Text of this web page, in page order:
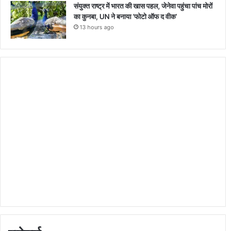
संयुक्त राष्ट्र में भारत की खास पहल, जेनेवा पहुंचा पांच मोरों
का कुनबा, UN ने बनाया ‘फोटो ऑफ द वीक’
13 hours ago